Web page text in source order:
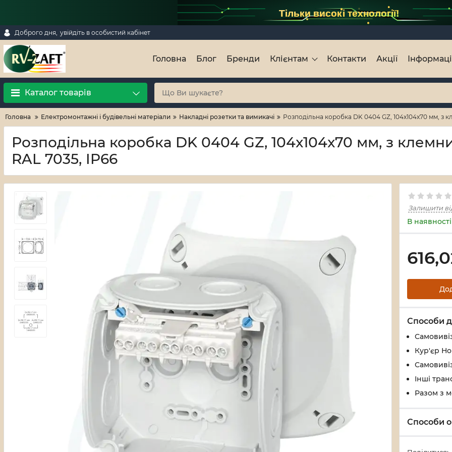
Тільки високі технології!
Доброго дня, увійдіть в особистий кабінет
Головна Блог Бренди Клієнтам Контакти Акції
Каталог товарів
Головна Електромонтажні і будівельні матеріали Накладні розетки та вимикачі Розподільна коробка DK 0404 GZ, 104x104x70 мм, з
Розподільна коробка DK 0404 GZ, 104x104x70 мм, з
RAL 7035, IP66
Залишити
В наявності
Способи
Кур'єр
Інші
Разом з
Способи